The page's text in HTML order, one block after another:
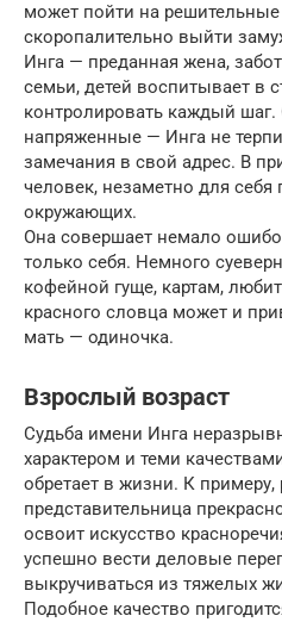
может пойти на
скоропалительно выйти
Инга — преданная жена,
семьи, детей воспитывает в
контролировать каждый
напряженные — Инга не
замечания в свой адрес. В
человек, незаметно для
окружающих.
Она совершает немало
только себя. Немного
кофейной гуще, картам,
красного словца может и
мать — одиночка.
Взрослый возраст
Судьба имени Инга
характером и теми
обретает в жизни. К
представительница
освоит искусство
успешно вести деловые
выкручиваться из тяжелых
Подобное качество